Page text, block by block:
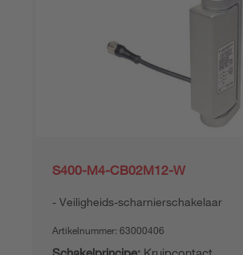
S400-M4-CB02M12-W
Veiligheids-scharnierschakelaar
Artikelnummer: 63000406